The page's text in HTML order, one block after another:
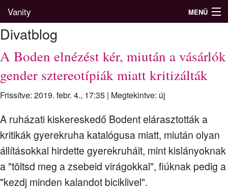
Vanity MENÜ
Divatblog
Üzletek
Képgalériák
Divatblog
A Boden elnézést kér, miután a vásárlók
gender sztereotípiák miatt kritizálták
Frissítve: 2019. febr. 4., 17:35 | Megtekintve: új
A ruházati kiskereskedő Bodent elárasztották a
kritikák gyerekruha katalógusa miatt, miután olyan
állításokkal hirdette gyerekruháit, mint kislányoknak
a "töltsd meg a zsebeid virágokkal", fiúknak pedig a
"kezdj minden kalandot biciklivel".